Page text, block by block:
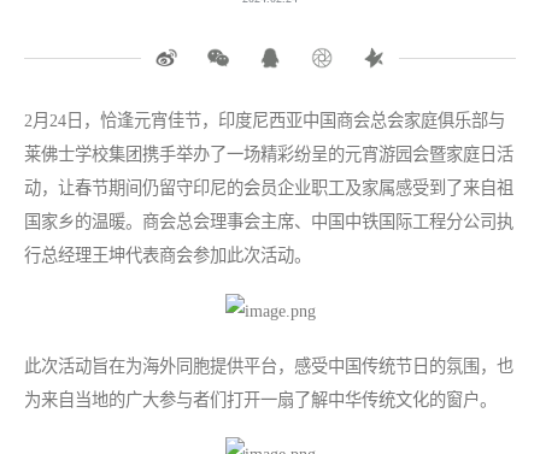
2月24日，恰逢元宵佳节，印度尼西亚中国商会总会家庭俱乐部与
莱佛士学校集团携手举办了一场精彩纷呈的元宵游园会暨家庭日活
动，让春节期间仍留守印尼的会员企业职工及家属感受到了来自祖
国家乡的温暖。商会总会理事会主席、中国中铁国际工程分公司执
行总经理王坤代表商会参加此次活动。
此次活动旨在为海外同胞提供平台，感受中国传统节日的氛围，也
为来自当地的广大参与者们打开一扇了解中华传统文化的窗户。